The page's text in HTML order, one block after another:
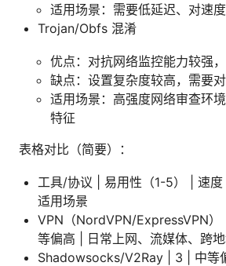
适用场景：需要低延迟、对速
Trojan/Obfs 混淆
优点：对抗网络监控能力较强
缺点：设置复杂度较高，需要
适用场景：高强度网络审查环
特征
表格对比（简要）：
工具/协议 | 易用性（1-5） | 速度
适用场景
VPN（NordVPN/ExpressVPN
等偏高 | 日常上网、流媒体、跨
Shadowsocks/V2Ray | 3 | 中等